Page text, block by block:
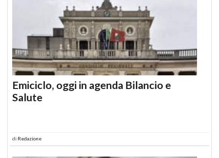
Emiciclo, oggi in agenda Bilancio e
Salute
di Redazione